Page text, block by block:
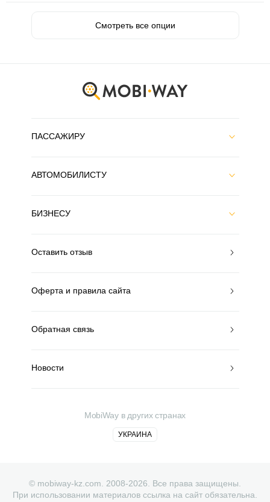
Смотреть все опции
ПАССАЖИРУ
АВТОМОБИЛИСТУ
БИЗНЕСУ
Оставить отзыв
Оферта и правила сайта
Обратная связь
Новости
MobiWay в других странах
УКРАИНА
© mobiway-kz.com. 2008-2026. Все права защищены.
При использовании материалов ссылка на сайт обязательна.